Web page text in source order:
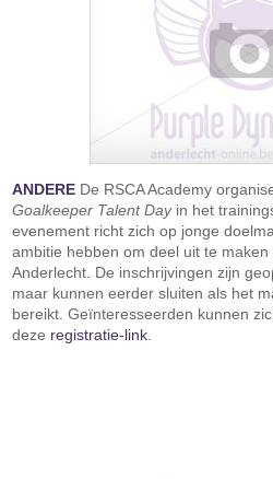
ANDERE De RSCA Academy
Goalkeeper Talent Dayin het
evenement richt zich op jonge
ambitie hebben om deel uit te
Anderlecht. De inschrijvingen zijn
maar kunnen eerder sluiten als het
bereikt. Geïnteresseerden kunnen
deze registratie-link